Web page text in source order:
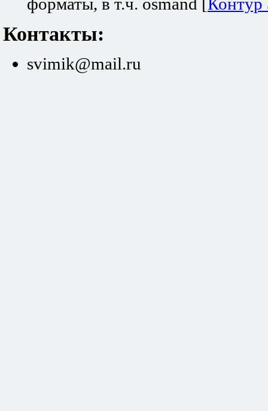
форматы, в т.ч. osmand [ Контур
Контакты:
svimik@mail.ru